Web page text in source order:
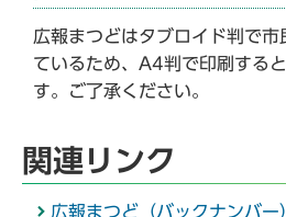
広報まつどはタブロイド判で
ているため、A4判で印刷する
す。ご了承ください。
関連リンク
広報まつど（バックナンバー